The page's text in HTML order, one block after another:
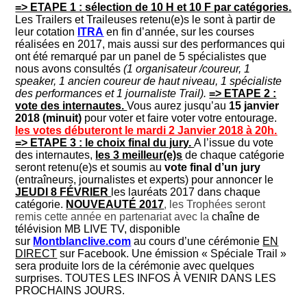
=> ETAPE 1 : sélection de 10 H et 10 F par catégories.
Les Trailers et Traileuses retenu(e)s le sont à partir de
leur cotation ITRA en fin d’année, sur les courses
réalisées en 2017, mais aussi sur des performances qui
ont été remarqué par un panel de 5 spécialistes que
nous avons consultés(1 organisateur /coureur, 1
speaker, 1 ancien coureur de haut niveau, 1 spécialiste
des performances et 1 journaliste Trail). => ETAPE 2 :
vote des internautes.Vous aurez jusqu’au 15 janvier
2018 (minuit) pour voter et faire voter votre entourage.
les votes débuteront le mardi 2 Janvier 2018 à 20h.
=> ETAPE 3 : le choix final du jury.A l’issue du vote
des internautes, les 3 meilleur(e)s de chaque catégorie
seront retenu(e)s et soumis auvote final d’un jury
(entraîneurs, journalistes et experts) pour annoncer le
JEUDI 8 FÉVRIER les lauréats 2017 dans chaque
catégorie. NOUVEAUTÉ 2017, les Trophées seront
remis cette année en partenariat avec la chaîne de
télévision MB LIVE TV, disponible
sur Montblanclive.com au cours d’une cérémonie EN
DIRECT sur Facebook. Une émission « Spéciale Trail »
sera produite lors de la cérémonie avec quelques
surprises. TOUTES LES INFOS À VENIR DANS LES
PROCHAINS JOURS.